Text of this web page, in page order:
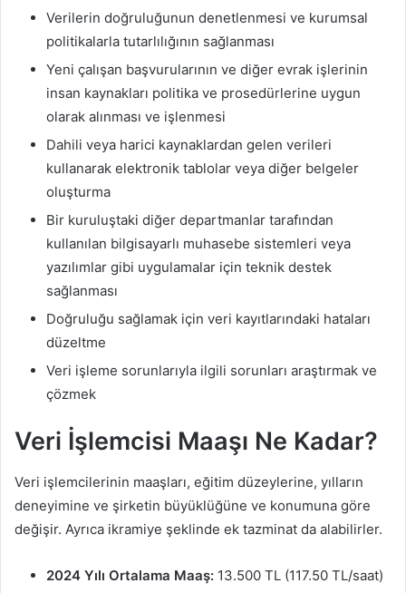
Verilerin doğruluğunun denetlenmesi ve kurumsal
politikalarla tutarlılığının sağlanması
Yeni çalışan başvurularının ve diğer evrak işlerinin
insan kaynakları politika ve prosedürlerine uygun
olarak alınması ve işlenmesi
Dahili veya harici kaynaklardan gelen verileri
kullanarak elektronik tablolar veya diğer belgeler
oluşturma
Bir kuruluştaki diğer departmanlar tarafından
kullanılan bilgisayarlı muhasebe sistemleri veya
yazılımlar gibi uygulamalar için teknik destek
sağlanması
Doğruluğu sağlamak için veri kayıtlarındaki hataları
düzeltme
Veri işleme sorunlarıyla ilgili sorunları araştırmak ve
çözmek
Veri İşlemcisi Maaşı Ne Kadar?
Veri işlemcilerinin maaşları, eğitim düzeylerine, yılların
deneyimine ve şirketin büyüklüğüne ve konumuna göre
değişir. Ayrıca ikramiye şeklinde ek tazminat da alabilirler.
2024 Yılı Ortalama Maaş: 13.500 TL (117.50 TL/saat)